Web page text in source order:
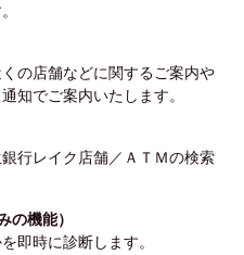
の店舗などに関するご案内や
知でご案内いたします。
行レイク店舗／ＡＴＭの検索
の機能）
即時に診断します。